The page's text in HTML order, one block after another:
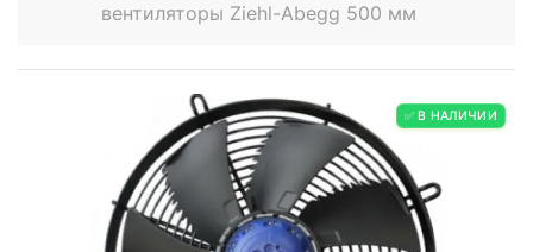
вентиляторы Ziehl-Abegg 500 мм
✅ В НАЛИЧИИ